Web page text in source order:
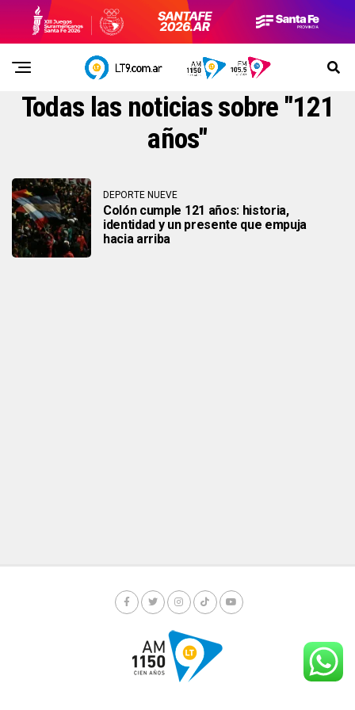
Todas las noticias sobre "121
años"
DEPORTE NUEVE
Colón cumple 121 años: historia,
identidad y un presente que empuja
hacia arriba